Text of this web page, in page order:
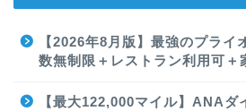
【2026年8月版】最強のプライ
数無制限＋レストラン利用可＋
【最大122,000マイル】ANAダ